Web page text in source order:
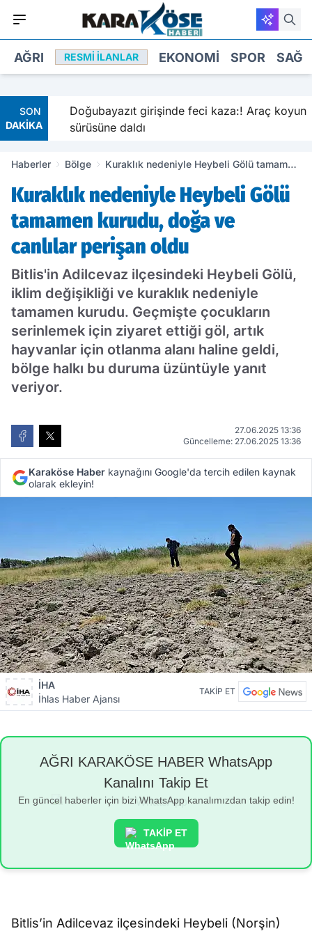
AĞRI RESMI İLANLAR EKONOMI SPOR
SON
DAKİKA
Doğubayazıt girişinde feci kaza:! Araç koyun
sürüsüne daldı
Haberler Bölge
Kuraklık nedeniyle Heybeli Gölü tamamen
Kuraklık nedeniyle Heybeli Gölü
tamamen kurudu, doğa ve
canlılar perişan oldu
Bitlis'in Adilcevaz ilçesindeki Heybeli Gölü,
iklim değişikliği ve kuraklık nedeniyle
tamamen kurudu. Geçmişte çocukların
serinlemek için ziyaret ettiği göl, artık
hayvanlar için otlanma alanı haline geldi,
bölge halkı bu duruma üzüntüyle yanıt
veriyor.
27.06.2025 13:36
Güncelleme: 27.06.2025 13:36
Karaköse Haber kaynağını Google'da tercih edilen kaynak
olarak ekleyin!
İHA
İhlas Haber Ajansı
TAKİP ET
AĞRI KARAKÖSE HABER WhatsApp
Kanalını Takip Et
En güncel haberler için bizi WhatsApp kanalımızdan takip edin!
TAKİP ET
Bitlis’in Adilcevaz ilçesindeki Heybeli (Norşin)